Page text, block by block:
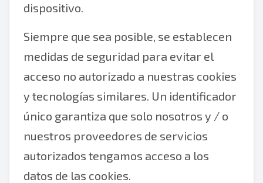
dispositivo.
Siempre que sea posible, se establecen
medidas de seguridad para evitar el
acceso no autorizado a nuestras cookies
y tecnologías similares. Un identificador
único garantiza que solo nosotros y / o
nuestros proveedores de servicios
autorizados tengamos acceso a los
datos de las cookies.